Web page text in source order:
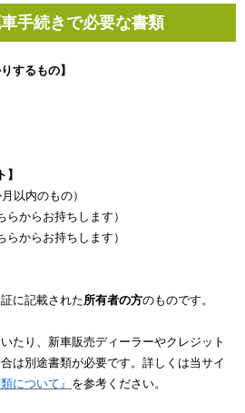
手続きで必要な書類
するもの】
以内のもの）
からお持ちします）
からお持ちします）
に記載された所有者の方のものです。
たり、新車販売ディーラーやクレジット
は別途書類が必要です。詳しくは当サイ
について』 を参考ください。